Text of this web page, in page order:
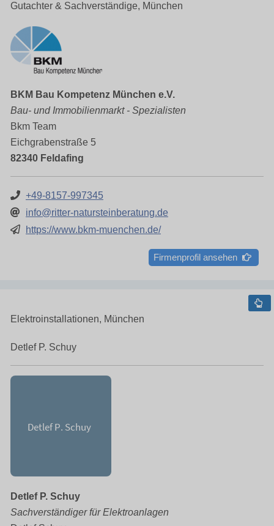
Gutachter & Sachverständige, München
BKM Bau Kompetenz München e.V.
Bau- und Immobilienmarkt - Spezialisten
Bkm Team
Eichgrabenstraße 5
82340 Feldafing
+49-8157-997345
info@ritter-natursteinberatung.de
https://www.bkm-muenchen.de/
Firmenprofil ansehen
Elektroinstallationen, München
Detlef P. Schuy
Detlef P. Schuy
Sachverständiger für Elektroanlagen